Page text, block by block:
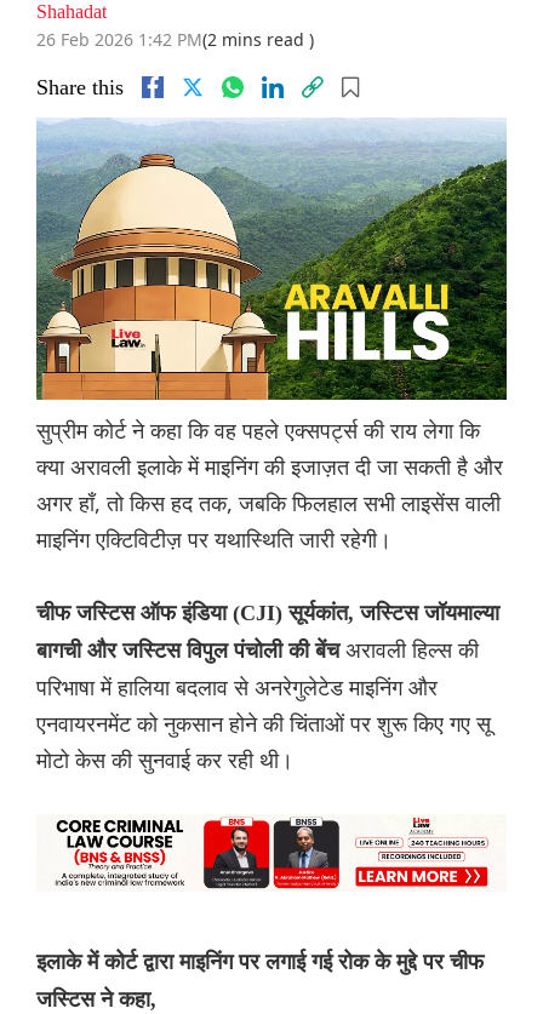
Shahadat
26 Feb 2026 1:42 PM(2 mins read )
Share this
सुप्रीम कोर्ट ने कहा कि वह पहले एक्सपर्ट्स की राय लेगा कि
क्या अरावली इलाके में माइनिंग की इजाज़त दी जा सकती है और
अगर हाँ, तो किस हद तक, जबकि फिलहाल सभी लाइसेंस वाली
माइनिंग एक्टिविटीज़ पर यथास्थिति जारी रहेगी।
चीफ जस्टिस ऑफ इंडिया (CJI) सूर्यकांत, जस्टिस जॉयमाल्या
बागची और जस्टिस विपुल पंचोली की बेंच अरावली हिल्स की
परिभाषा में हालिया बदलाव से अनरेगुलेटेड माइनिंग और
एनवायरनमेंट को नुकसान होने की चिंताओं पर शुरू किए गए सू
मोटो केस की सुनवाई कर रही थी।
इलाके में कोर्ट द्वारा माइनिंग पर लगाई गई रोक के मुद्दे पर चीफ
जस्टिस ने कहा,